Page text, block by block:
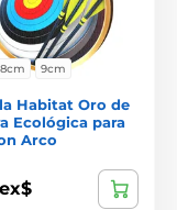
8cm 9cm
Habitat Oro de
Ecológica para
Arco